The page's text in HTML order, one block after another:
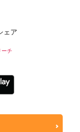
ェア
ーチ